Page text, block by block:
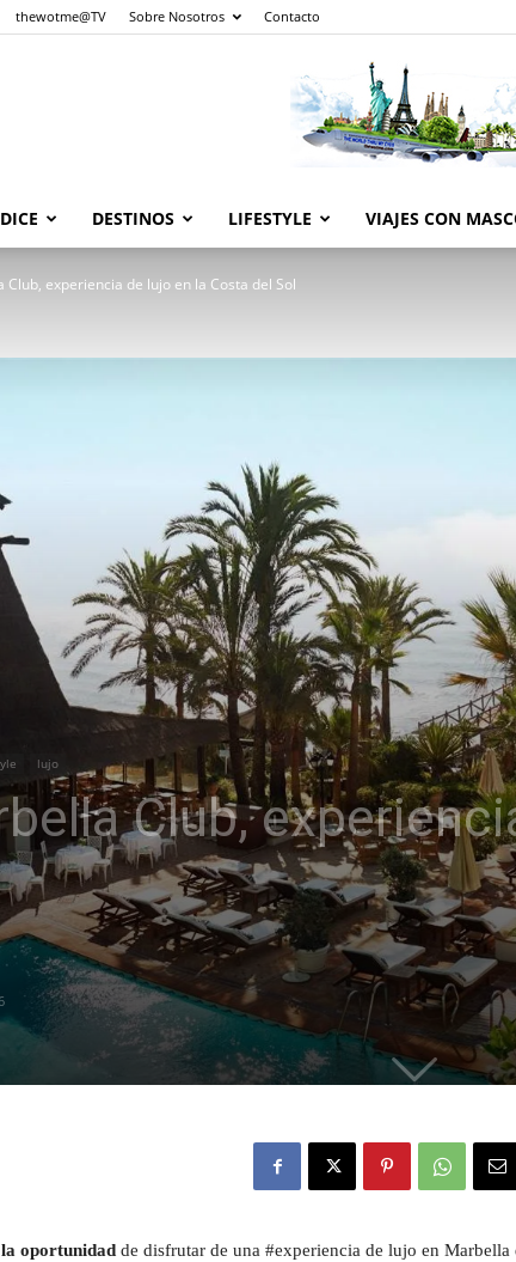
thewotme@TV Sobre Nosotros Contacto
The
Eyes
DESTINOS LIFESTYLE VIAJES CON
Club, experiencia de lujo en la Costa del Sol
lujo
Club,
oportunidad de disfrutar de una #experiencia de lujo en